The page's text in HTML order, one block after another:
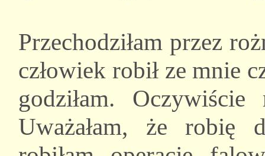
Przechodziłam przez
człowiek robił ze mnie
godziłam.
Uważałam, że robię